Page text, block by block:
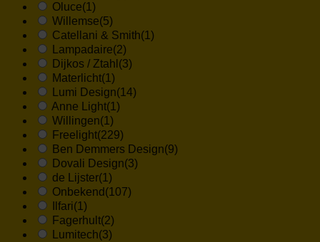
Oluce(1)
Willemse(5)
Catellani & Smith(1)
Lampadaire(2)
Dijkos / Ztahl (3)
Materlicht(1)
Lumi Design(14)
Anne Light(1)
Willingen(1)
Freelight(229)
Ben Demmers Design(9)
Dovali Design(3)
de Lijster(1)
Onbekend (107)
Ilfari(1)
Fagerhult(2)
Lumitech(3)